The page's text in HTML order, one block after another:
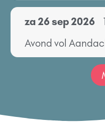
za 26 sep 2026
Avond vol